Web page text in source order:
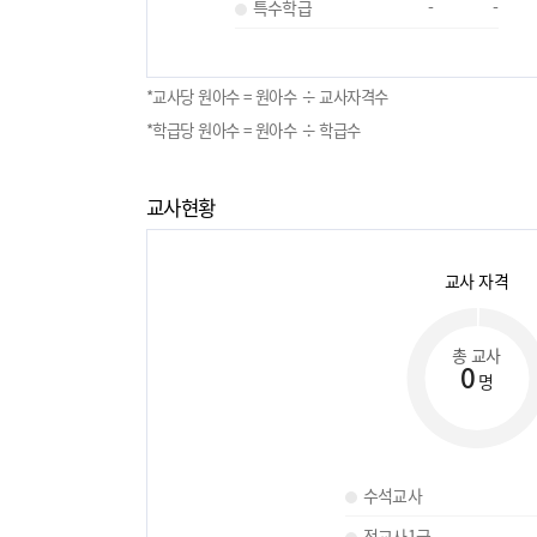
특수학급
- -
*교사당 원아수 = 원아수 ÷ 교사자격수
*학급당 원아수 = 원아수 ÷ 학급수
교사현황
교사 자격
총 교사
0 명
수석교사